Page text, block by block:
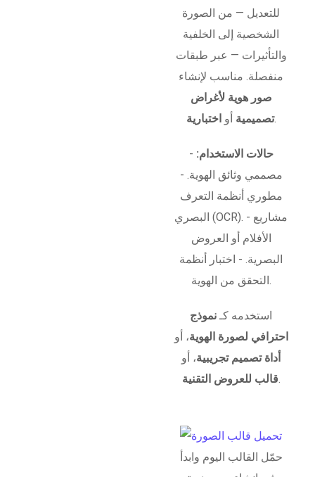
للتعديل — من الصورة
الشخصية إلى الخلفية
والتأثيرات — عبر طبقات
منفصلة. مناسب لإنشاء
صور هوية لأغراض
تصميمية أو اختبارية .
حالات الاستخدام: -
مصممي وثائق الهوية. -
مطوري أنظمة التعرف
البصري (OCR). - مشاريع
الأفلام أو العروض
البصرية. - اختبار أنظمة
التحقق من الهوية.
استخدمه كـنموذج
احترافي لصورة الهوية، أو
أداة تصميم تجريبية، أو
قالب للعروض التقنية.
حمّل القالب اليوم وابدأ